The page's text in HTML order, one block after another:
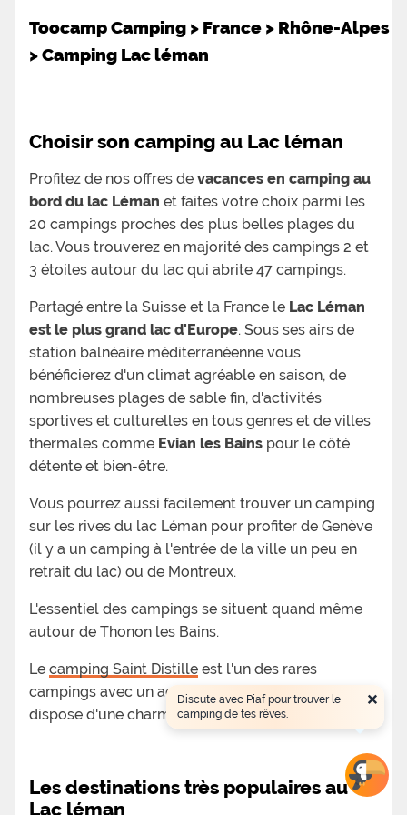
Toocamp Camping > France > Rhône-Alpes
>Camping Lac léman
Choisir son camping au Lac léman
Profitez de nos offres de vacances en camping au
bord du lac Léman et faites votre choix parmi les
20 campings proches des plus belles plages du
lac. Vous trouverez en majorité des campings 2 et
3 étoiles autour du lac qui abrite 47 campings.
Partagé entre la Suisse et la France le Lac Léman
est le plus grand lac d'Europe. Sous ses airs de
station balnéaire méditerranéenne vous
bénéficierez d'un climat agréable en saison, de
nombreuses plages de sable fin, d'activités
sportives et culturelles en tous genres et de villes
thermales comme Evian les Bains pour le côté
détente et bien-être.
Vous pourrez aussi facilement trouver un camping
sur les rives du lac Léman pour profiter de Genève
(il y a un camping à l'entrée de la ville un peu en
retrait du lac) ou de Montreux.
L'essentiel des campings se situent quand même
autour de Thonon les Bains.
Le camping Saint Distille est l'un des rares
campings avec un accès direct au Lac Léman et
dispose d'une charmante petite plage.
Les destinations très populaires au
Lac léman
×
Discute avec Piaf pour trouver le
camping de tes rêves.